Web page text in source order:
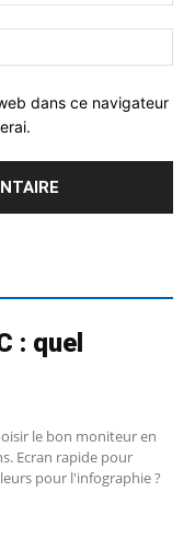
dans ce navigateur
: quel
le bon moniteur en
Ecran rapide pour
pour l'infographie ?